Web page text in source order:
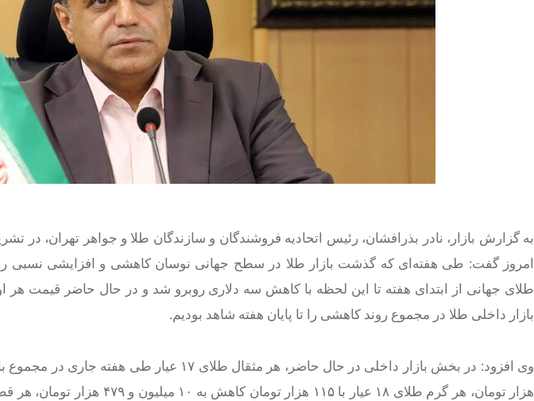
به گزارش بازار، نادر بذرافشان، رئیس اتحادیه فروشندگان و سازندگان طلا و جواهر تهران، در
امروز گفت: طی هفته‌ای که گذشت بازار طلا در سطح جهانی نوسان کاهشی و افزایشی نسبی
بازار داخلی طلا در مجموع روند کاهشی را تا پایان هفته شاهد بودیم.